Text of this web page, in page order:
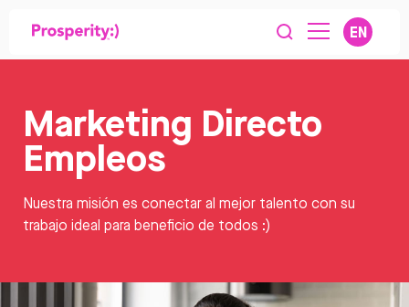
EN
Marketing Directo
Empleos
Nuestra misión es conectar al mejor talento con su
trabajo ideal para beneficio de todos :)